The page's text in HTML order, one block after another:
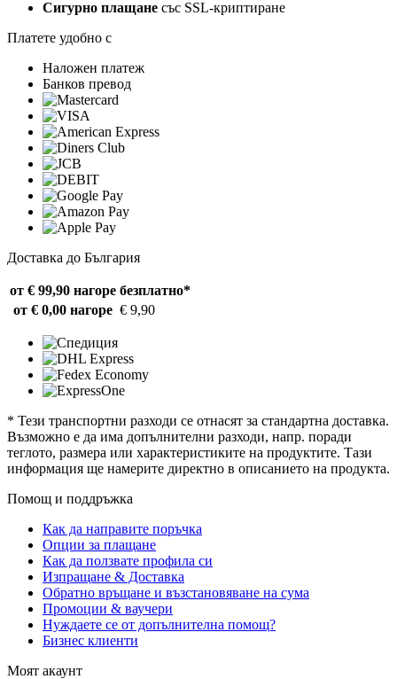
Сигурно плащане със SSL-криптиране
Платете удобно с
Наложен платеж
Банков превод
Доставка до България
от € 99,90 нагоре безплатно*
от € 0,00 нагоре € 9,90
* Тези транспортни разходи се отнасят за стандартна доставка.
Възможно е да има допълнителни разходи, напр. поради
теглото, размера или характеристиките на продуктите. Тази
информация ще намерите директно в описанието на продукта.
Помощ и поддръжка
Как да направите поръчка
Опции за плащане
Как да ползвате профила си
Изпращане & Доставка
Обратно връщане и възстановяване на сума
Промоции & ваучери
Нуждаете се от допълнителна помощ?
Бизнес клиенти
Моят акаунт